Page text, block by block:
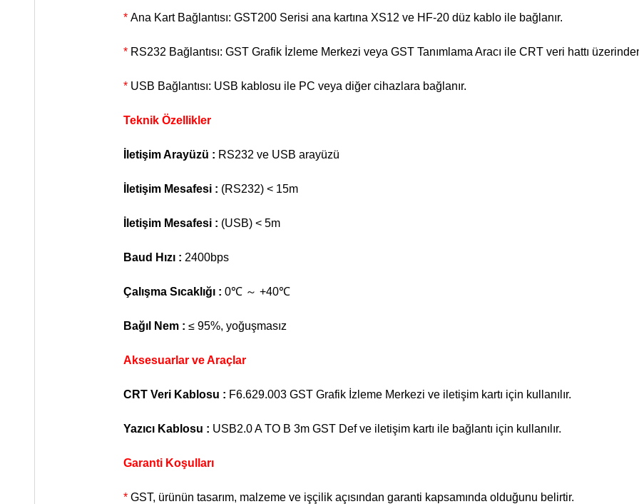
* Ana Kart Bağlantısı: GST200 Serisi ana kartına XS12 ve HF-20 düz kablo ile bağlanır.
* RS232 Bağlantısı: GST Grafik İzleme Merkezi veya GST Tanımlama Aracı ile CRT veri hattı
* USB Bağlantısı: USB kablosu ile PC veya diğer cihazlara bağlanır.
Teknik Özellikler
İletişim Arayüzü : RS232 ve USB arayüzü
İletişim Mesafesi : (RS232) < 15m
İletişim Mesafesi : (USB) < 5m
Baud Hızı : 2400bps
Çalışma Sıcaklığı : 0℃ ～ +40℃
Bağıl Nem : ≤ 95%, yoğuşmasız
Aksesuarlar ve Araçlar
CRT Veri Kablosu : F6.629.003 GST Grafik İzleme Merkezi ve iletişim kartı için kullanılır.
Yazıcı Kablosu : USB2.0 A TO B 3m GST Def ve iletişim kartı ile bağlantı için kullanılır.
Garanti Koşulları
* GST, ürünün tasarım, malzeme ve işçilik açısından garanti kapsamında olduğunu belirtir.